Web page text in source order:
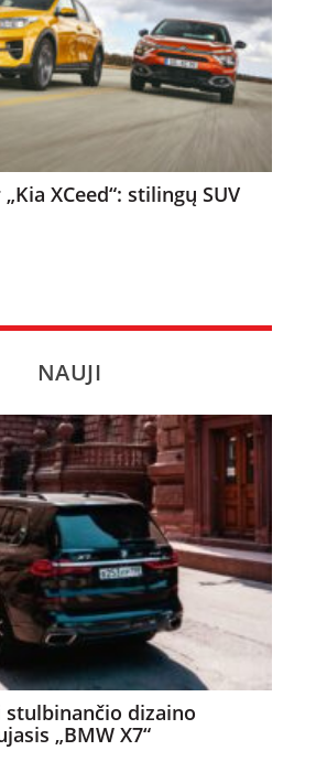
XCeed“: stilingų SUV
NAUJI
stulbinančio dizaino
„BMW X7“